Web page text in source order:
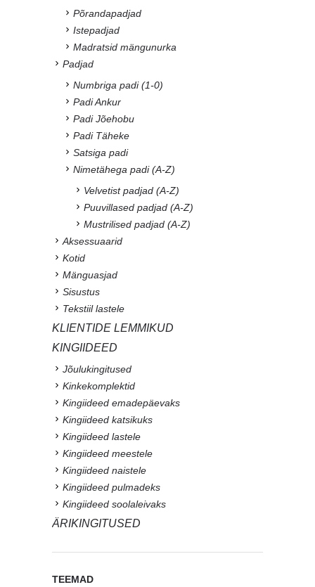
Põrandapadjad
Istepadjad
Madratsid mängunurka
Padjad
Numbriga padi (1-0)
Padi Ankur
Padi Jõehobu
Padi Täheke
Satsiga padi
Nimetähega padi (A-Z)
Velvetist padjad (A-Z)
Puuvillased padjad (A-Z)
Mustrilised padjad (A-Z)
Aksessuaarid
Kotid
Mänguasjad
Sisustus
Tekstiil lastele
KLIENTIDE LEMMIKUD
KINGIIDEED
Jõulukingitused
Kinkekomplektid
Kingiideed emadepäevaks
Kingiideed katsikuks
Kingiideed lastele
Kingiideed meestele
Kingiideed naistele
Kingiideed pulmadeks
Kingiideed soolaleivaks
ÄRIKINGITUSED
TEEMAD